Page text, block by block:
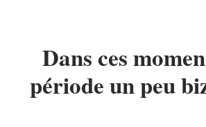
Dans ces
période un peu